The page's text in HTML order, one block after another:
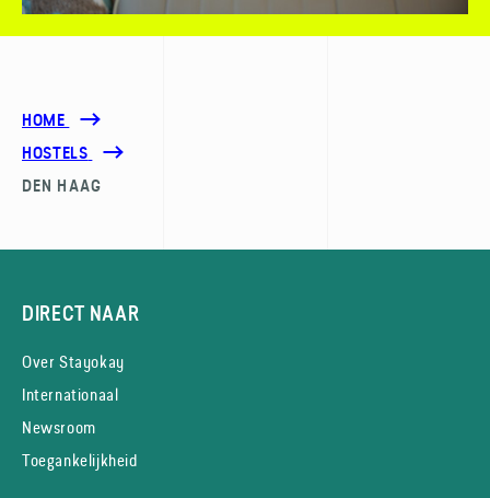
HOME
HOSTELS
DEN HAAG
DIRECT NAAR
Over Stayokay
Internationaal
Newsroom
Toegankelijkheid